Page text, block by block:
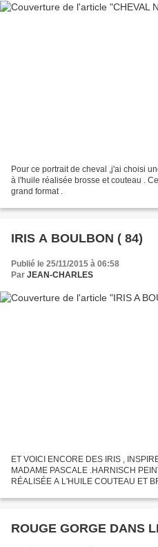
Pour ce portrait de cheval ,j'ai choisi
à l'huile réalisée brosse et couteau .
grand format .
IRIS A BOULBON ( 84)
Publié le 25/11/2015 à 06:58
Par JEAN-CHARLES
ET VOICI ENCORE DES IRIS ,
MADAME PASCALE .HARNISCH
RÉALISÉE A L'HUILE COUTEAU ET
ROUGE GORGE DANS